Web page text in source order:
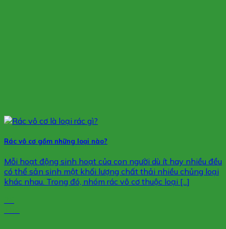
Rác vô cơ gồm những loại nào?
Mỗi hoạt động sinh hoạt của con người dù ít hay nhiều đều
có thể sản sinh một khối lượng chất thải nhiều chủng loại
khác nhau. Trong đó, nhóm rác vô cơ thuộc loại [...]